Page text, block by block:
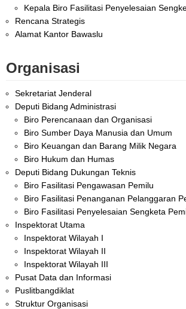
Kepala Biro Fasilitasi Penyelesaian
Rencana Strategis
Alamat Kantor Bawaslu
Organisasi
Sekretariat Jenderal
Deputi Bidang Administrasi
Biro Perencanaan dan Organisasi
Biro Sumber Daya Manusia dan Umum
Biro Keuangan dan Barang Milik Negara
Biro Hukum dan Humas
Deputi Bidang Dukungan Teknis
Biro Fasilitasi Pengawasan Pemilu
Biro Fasilitasi Penanganan Pelanggaran
Biro Fasilitasi Penyelesaian Sengketa
Inspektorat Utama
Inspektorat Wilayah I
Inspektorat Wilayah II
Inspektorat Wilayah III
Pusat Data dan Informasi
Puslitbangdiklat
Struktur Organisasi